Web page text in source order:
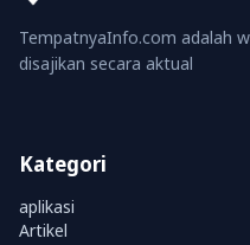
TempatnyaInfo.com adalah
disajikan secara aktual
Kategori
aplikasi
Artikel